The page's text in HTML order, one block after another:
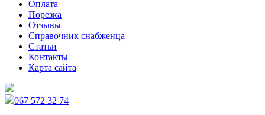
Оплата
Порезка
Отзывы
Справочник снабженца
Статьи
Контакты
Карта сайта
067 572 32 74